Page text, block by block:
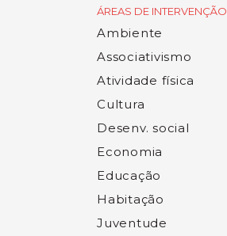
ÁREAS DE INTERVENÇÃO
Ambiente
Associativismo
Atividade física
Cultura
Desenv. social
Economia
Educação
Habitação
Juventude